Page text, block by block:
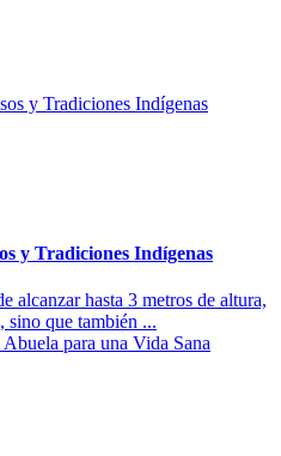
y Tradiciones Indígenas
alcanzar hasta 3 metros de altura,
sino que también ...